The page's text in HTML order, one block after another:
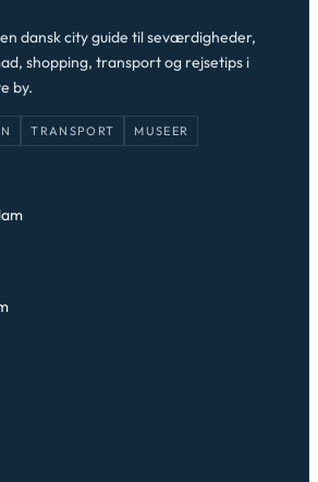
dansk city guide til seværdigheder,
shopping, transport og rejsetips i
by.
TRANSPORT MUSEER